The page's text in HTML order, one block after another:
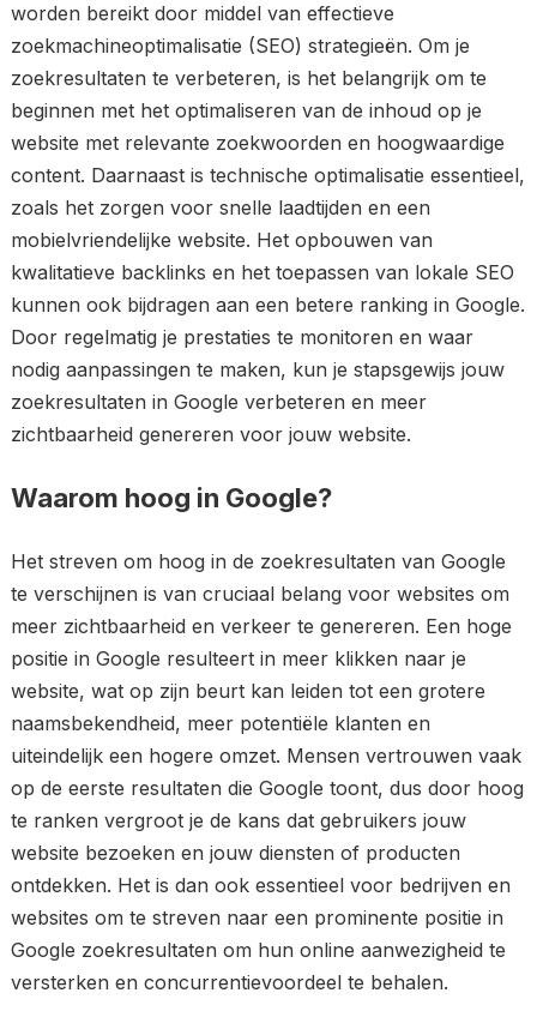
worden bereikt door middel van effectieve
zoekmachineoptimalisatie (SEO) strategieën. Om je
zoekresultaten te verbeteren, is het belangrijk om te
beginnen met het optimaliseren van de inhoud op je
website met relevante zoekwoorden en hoogwaardige
content. Daarnaast is technische optimalisatie essentieel,
zoals het zorgen voor snelle laadtijden en een
mobielvriendelijke website. Het opbouwen van
kwalitatieve backlinks en het toepassen van lokale SEO
kunnen ook bijdragen aan een betere ranking in Google.
Door regelmatig je prestaties te monitoren en waar
nodig aanpassingen te maken, kun je stapsgewijs jouw
zoekresultaten in Google verbeteren en meer
zichtbaarheid genereren voor jouw website.
Waarom hoog in Google?
Het streven om hoog in de zoekresultaten van Google
te verschijnen is van cruciaal belang voor websites om
meer zichtbaarheid en verkeer te genereren. Een hoge
positie in Google resulteert in meer klikken naar je
website, wat op zijn beurt kan leiden tot een grotere
naamsbekendheid, meer potentiële klanten en
uiteindelijk een hogere omzet. Mensen vertrouwen vaak
op de eerste resultaten die Google toont, dus door hoog
te ranken vergroot je de kans dat gebruikers jouw
website bezoeken en jouw diensten of producten
ontdekken. Het is dan ook essentieel voor bedrijven en
websites om te streven naar een prominente positie in
Google zoekresultaten om hun online aanwezigheid te
versterken en concurrentievoordeel te behalen.